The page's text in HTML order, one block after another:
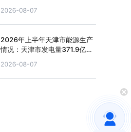
2026-08-07
2026年上半年天津市能源生产
情况：天津市发电量371.9亿千
2026-08-07